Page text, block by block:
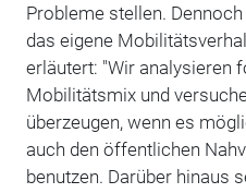
Probleme stellen.
das eigene
erläutert: "Wir analysieren
Mobilitätsmix und
überzeugen, wenn es
auch den öffentlichen
benutzen. Darüber hinaus